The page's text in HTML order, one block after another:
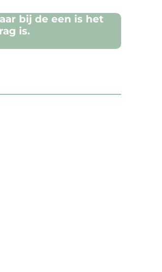
bij de een is het
is.